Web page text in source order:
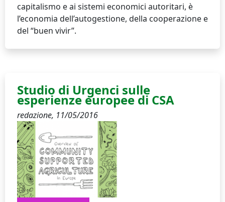
capitalismo e ai sistemi economici autoritari, è
l’economia dell’autogestione, della cooperazione e
del “buen vivir”.
Studio di Urgenci sulle
esperienze europee di CSA
redazione, 11/05/2016